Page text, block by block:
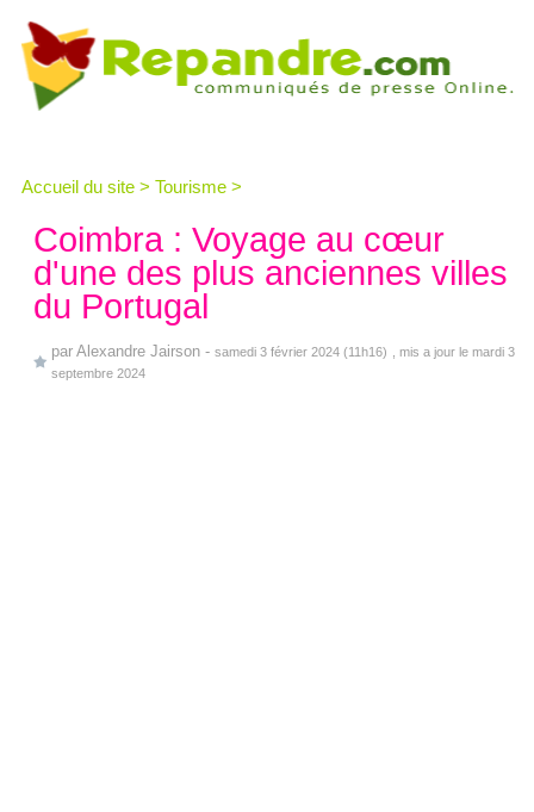
Accueil du site > Tourisme >
Coimbra : Voyage au cœur
d'une des plus anciennes villes
du Portugal
par Alexandre Jairson - samedi 3 février 2024 (11h16)
, mis a jour le mardi 3
septembre 2024